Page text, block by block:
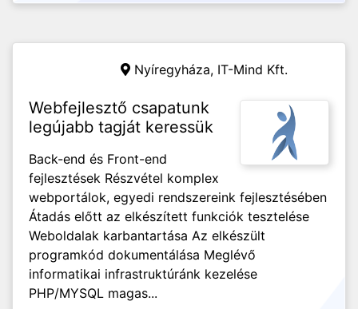
Nyíregyháza, IT-Mind Kft.
Webfejlesztő csapatunk
legújabb tagját keressük
Back-end és Front-end
fejlesztések Részvétel komplex
webportálok, egyedi rendszereink fejlesztésében
Átadás előtt az elkészített funkciók tesztelése
Weboldalak karbantartása Az elkészült
programkód dokumentálása Meglévő
informatikai infrastruktúránk kezelése
PHP/MYSQL magas...